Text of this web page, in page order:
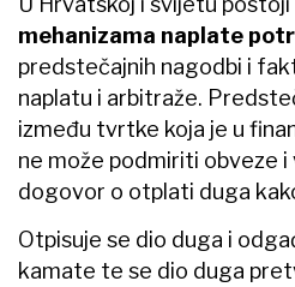
mehanizama naplate
predstečajnih nagodbi i
naplatu i arbitraže.
između tvrtke koja je u
ne može podmiriti obveze
dogovor o otplati duga
Otpisuje se dio duga i
kamate te se dio duga